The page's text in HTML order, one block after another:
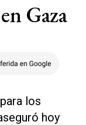
Gaza
los
hoy